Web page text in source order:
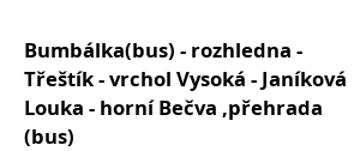
Bumbálka(bus) - rozhledna -
Třeštík - vrchol Vysoká - Janíková
Louka - horní Bečva ,přehrada
(bus)